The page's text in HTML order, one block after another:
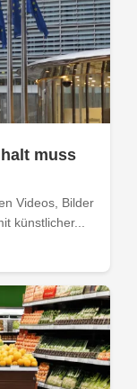
muss
Videos, Bilder
künstlicher...